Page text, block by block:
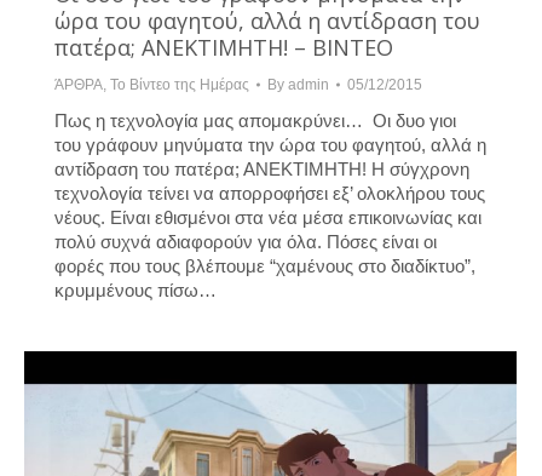
ώρα του φαγητού, αλλά η αντίδραση του
πατέρα; ΑΝΕΚΤΙΜΗΤΗ! – ΒΙΝΤΕΟ
ΆΡΘΡΑ Το Βίντεο της Ημέρας By admin 05/12/2015
Πως η τεχνολογία μας απομακρύνει… Οι δυο γιοι
του γράφουν μηνύματα την ώρα του φαγητού, αλλά η
αντίδραση του πατέρα; ΑΝΕΚΤΙΜΗΤΗ! Η σύγχρονη
τεχνολογία τείνει να απορροφήσει εξ’ ολοκλήρου τους
νέους. Είναι εθισμένοι στα νέα μέσα επικοινωνίας και
πολύ συχνά αδιαφορούν για όλα. Πόσες είναι οι
φορές που τους βλέπουμε “χαμένους στο διαδίκτυο”,
κρυμμένους πίσω…